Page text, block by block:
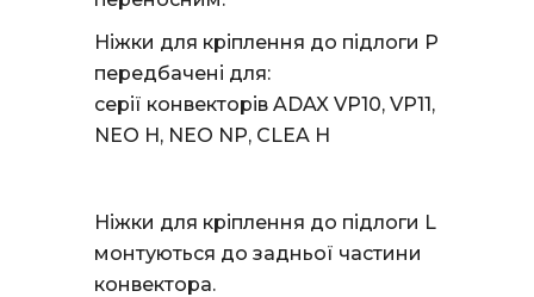
Ніжки для кріплення до підлоги P
передбачені для:
серії конвекторів ADAX VP10, VP11,
NEO H, NEO NP, CLEA H
Ніжки для кріплення до підлоги L
монтуються до задньої частини
конвектора.